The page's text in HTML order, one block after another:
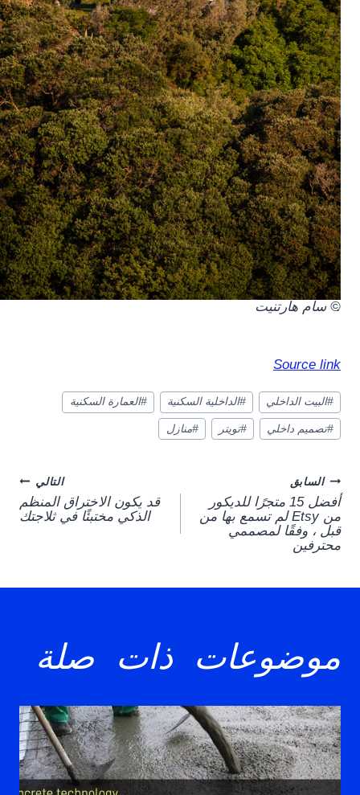
© سام هارتنيت
.
Source link
وسوم
المقال:
#البيت الداخلي #الداخلية السكنية #العمارة السكنية
#تصميم داخلي #تويتر #منازل
Post
navigation
السابق
أفضل 15 متجرًا للديكور
من Etsy لم تسمع بها من
قبل ، وفقًا لمصممي
محترفين
التالي
قد يكون الاختراق المنظم
الذكي مختبئًا في ثلاجتك
موضوعات ذات صلة